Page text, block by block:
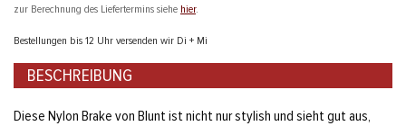
zur Berechnung des Liefertermins siehe hier.
Bestellungen bis 12 Uhr versenden wir Di + Mi
BESCHREIBUNG
Diese Nylon Brake von Blunt ist nicht nur stylish und sieht gut aus,